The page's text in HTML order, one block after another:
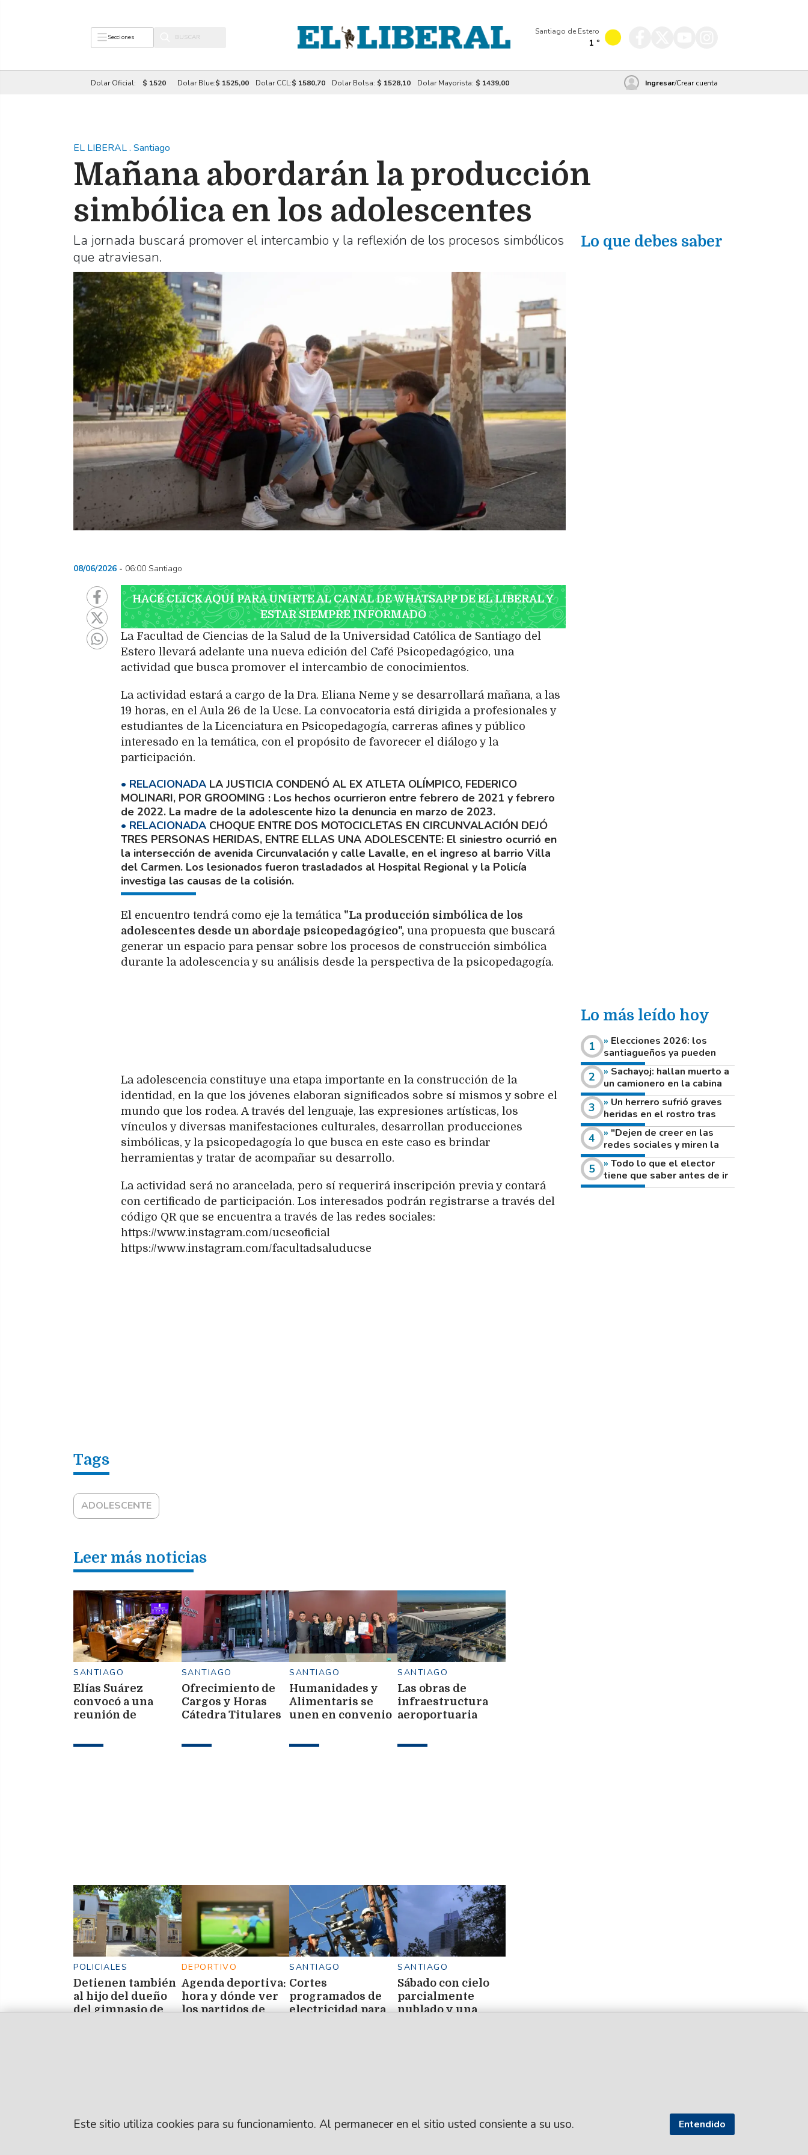
Secciones
Santiago de Estero
1 º
Dolar Oficial: $ 1520 Dolar Blue:$ 1525,00 Dolar CCL:$ 1580,70 Dolar Bolsa: $ 1528,10 Dolar Mayorista: $ 1439,00 Ingresar/Crear cuenta
EL LIBERAL. Santiago
Mañana abordarán la producción
simbólica en los adolescentes
La jornada buscará promover el intercambio y la reflexión de los procesos simbólicos
que atraviesan.
08/06/2026 06:00 Santiago
HACÉ CLICK AQUÍ PARA UNIRTE AL CANAL DE WHATSAPP DE EL LIBERAL Y
ESTAR SIEMPRE INFORMADO
La Facultad de Ciencias de la Salud de la Universidad Católica de Santiago del
Estero llevará adelante una nueva edición del Café Psicopedagógico, una
actividad que busca promover el intercambio de conocimientos.
La actividad estará a cargo de la Dra. Eliana Neme y se desarrollará mañana, a las
19 horas, en el Aula 26 de la Ucse. La convocatoria está dirigida a profesionales y
estudiantes de la Licenciatura en Psicopedagogía, carreras afines y público
interesado en la temática, con el propósito de favorecer el diálogo y la
participación.
LA JUSTICIA CONDENÓ AL EX ATLETA OLÍMPICO, FEDERICO
MOLINARI, POR GROOMING
Los hechos ocurrieron entre febrero de 2021 y febrero
de 2022. La madre de la adolescente hizo la denuncia en marzo de 2023.
CHOQUE ENTRE DOS MOTOCICLETAS EN CIRCUNVALACIÓN DEJÓ
TRES PERSONAS HERIDAS, ENTRE ELLAS UNA ADOLESCENTE El siniestro ocurrió en
la intersección de avenida Circunvalación y calle Lavalle, en el ingreso al barrio Villa
del Carmen. Los lesionados fueron trasladados al Hospital Regional y la Policía
investiga las causas de la colisión.
El encuentro tendrá como eje la temática "La producción simbólica de los
adolescentes desde un abordaje psicopedagógico", una propuesta que buscará
generar un espacio para pensar sobre los procesos de construcción simbólica
durante la adolescencia y su análisis desde la perspectiva de la psicopedagogía.
La adolescencia constituye una etapa importante en la construcción de la
identidad, en la que los jóvenes elaboran significados sobre sí mismos y sobre el
mundo que los rodea. A través del lenguaje, las expresiones artísticas, los
vínculos y diversas manifestaciones culturales, desarrollan producciones
simbólicas, y la psicopedagogía lo que busca en este caso es brindar
herramientas y tratar de acompañar su desarrollo.
La actividad será no arancelada, pero sí requerirá inscripción previa y contará
con certificado de participación. Los interesados podrán registrarse a través del
código QR que se encuentra a través de las redes sociales:
https://www.instagram.com/ucseoficial
https://www.instagram.com/facultadsaluducse
ADOLESCENTE
Leer más noticias
SANTIAGO
Elías Suárez
convocó a una
reunión de
en Casa de
SANTIAGO
Ofrecimiento de
Cargos y Horas
Cátedra Titulares
SANTIAGO
Humanidades y
Alimentaris se
unen en convenio
SANTIAGO
Las obras de
infraestructura
aeroportuaria
POLICIALES
Detienen también
al hijo del dueño
del gimnasio de
DEPORTIVO
Agenda deportiva:
hora y dónde ver
los partidos de
SANTIAGO
Cortes
programados de
electricidad para
SANTIAGO
Sábado con cielo
parcialmente
nublado y una
Lo que debes saber
Lo más leído hoy
Elecciones 2026: los
santiagueños ya pueden
consultar dónde votan este
domingo
Sachayoj: hallan muerto a
un camionero en la cabina
de su vehículo a la vera de
un camino rural
Un herrero sufrió graves
heridas en el rostro tras
reventar el disco de una
amoladora
"Dejen de creer en las
redes sociales y miren la
heladera de sus casas": el
fuerte mensaje de una joven
que votó por primera vez
Todo lo que el elector
tiene que saber antes de ir
a votar este domingo
Este sitio utiliza cookies para su funcionamiento. Al permanecer en el sitio usted consiente a su uso. Entendido